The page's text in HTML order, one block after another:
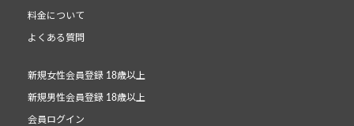
料金について
よくある質問
新規女性会員登録 18歳以上
新規男性会員登録 18歳以上
会員ログイン